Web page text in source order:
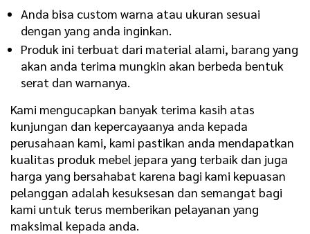
Anda bisa custom warna atau ukuran sesuai
dengan yang anda inginkan.
Produk ini terbuat dari material alami, barang yang
akan anda terima mungkin akan berbeda bentuk
serat dan warnanya.
Kami mengucapkan banyak terima kasih atas
kunjungan dan kepercayaanya anda kepada
perusahaan kami, kami pastikan anda mendapatkan
kualitas produk mebel jepara yang terbaik dan juga
harga yang bersahabat karena bagi kami kepuasan
pelanggan adalah kesuksesan dan semangat bagi
kami untuk terus memberikan pelayanan yang
maksimal kepada anda.